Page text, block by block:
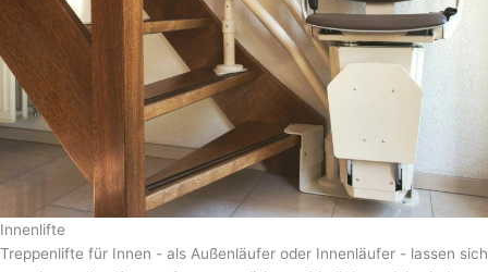
Innenlifte
Treppenlifte für Innen - als Außenläufer oder Innenläufer - lassen sich